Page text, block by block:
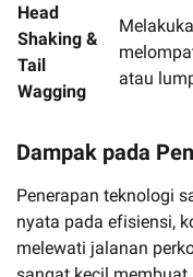
Head
Shaking &
Tail
Wagging
atau
Dampak pada
Penerapan teknologi
nyata pada efisiensi,
melewati jalanan